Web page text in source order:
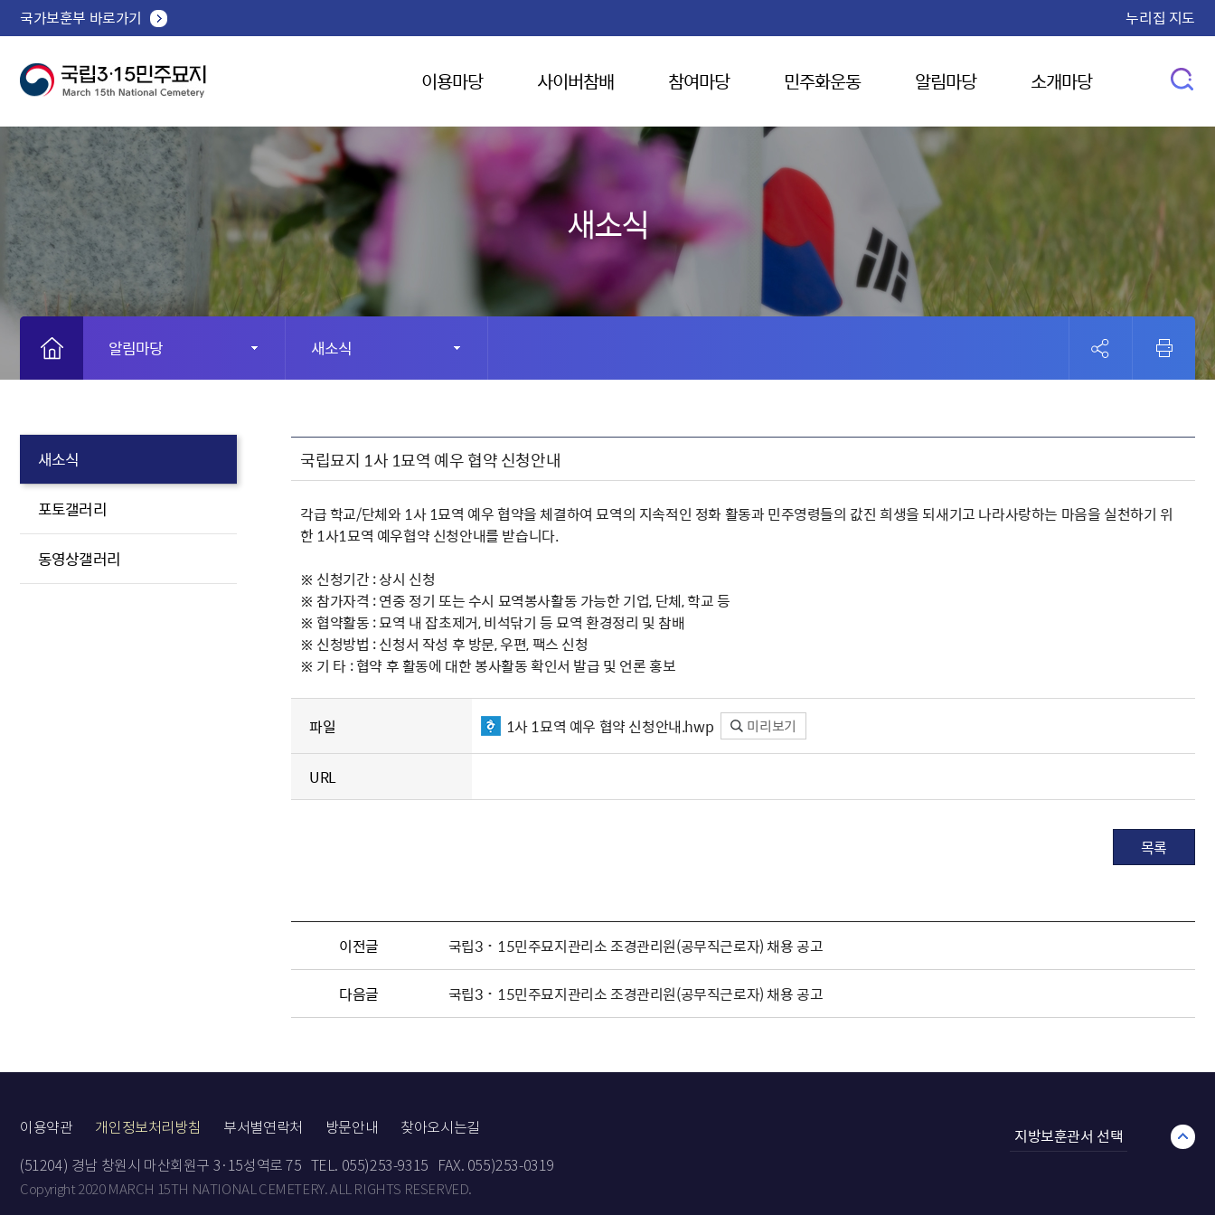
국가보훈부 바로가기 누리집 지도
이용마당 사이버참배 참여마당 민주화운동 알림마당 소개마당
새소식
알림마당 새소식
새소식
포토갤러리
동영상갤러리
국립묘지 1사 1묘역 예우 협약 신청안내
각급 학교/단체와 1사 1묘역 예우 협약을 체결하여 묘역의 지속적인 정화 활동과 민주영령들의 값진 희생을 되새기고 나라사랑하는 마음을 실천하기 위
한 1사1묘역 예우협약 신청안내를 받습니다.
※ 신청기간 : 상시 신청
※ 참가자격 : 연중 정기 또는 수시 묘역봉사활동 가능한 기업, 단체, 학교 등
※ 협약활동 : 묘역 내 잡초제거, 비석닦기 등 묘역 환경정리 및 참배
※ 신청방법 : 신청서 작성 후 방문, 우편, 팩스 신청
※ 기 타 : 협약 후 활동에 대한 봉사활동 확인서 발급 및 언론 홍보
파일 1사 1묘역 예우 협약 신청안내.hwp 미리보기
URL
목록
이전글 국립3˙15민주묘지관리소 조경관리원(공무직근로자) 채용 공고
다음글 국립3˙15민주묘지관리소 조경관리원(공무직근로자) 채용 공고
이용약관 개인정보처리방침 부서별연락처 방문안내 찾아오시는길
(51204) 경남 창원시 마산회원구 3·15성역로 75 TEL. 055)253-9315
FAX. 055)253-0319
Copyright 2020 MARCH 15TH NATIONAL CEMETERY. ALL RIGHTS RESERVED.
지방보훈관서 선택